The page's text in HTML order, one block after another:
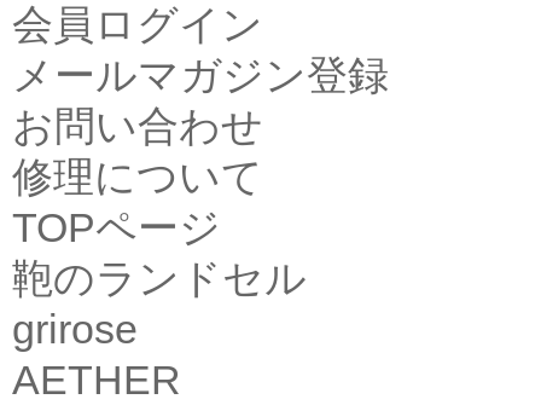
会員ログイン
メールマガジン登録
お問い合わせ
修理について
TOPページ
鞄のランドセル
grirose
AETHER